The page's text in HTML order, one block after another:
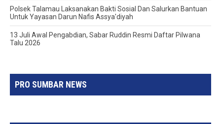
Polsek Talamau Laksanakan Bakti Sosial Dan Salurkan Bantuan
Untuk Yayasan Darun Nafis Assya'diyah
13 Juli Awal Pengabdian, Sabar Ruddin Resmi Daftar Pilwana
Talu 2026
PRO SUMBAR NEWS